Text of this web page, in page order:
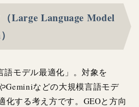
Large Language Model
語モデル最適化」。対象を
Geminiなどの大規模言語モデ
化する考え方です。GEOと方向